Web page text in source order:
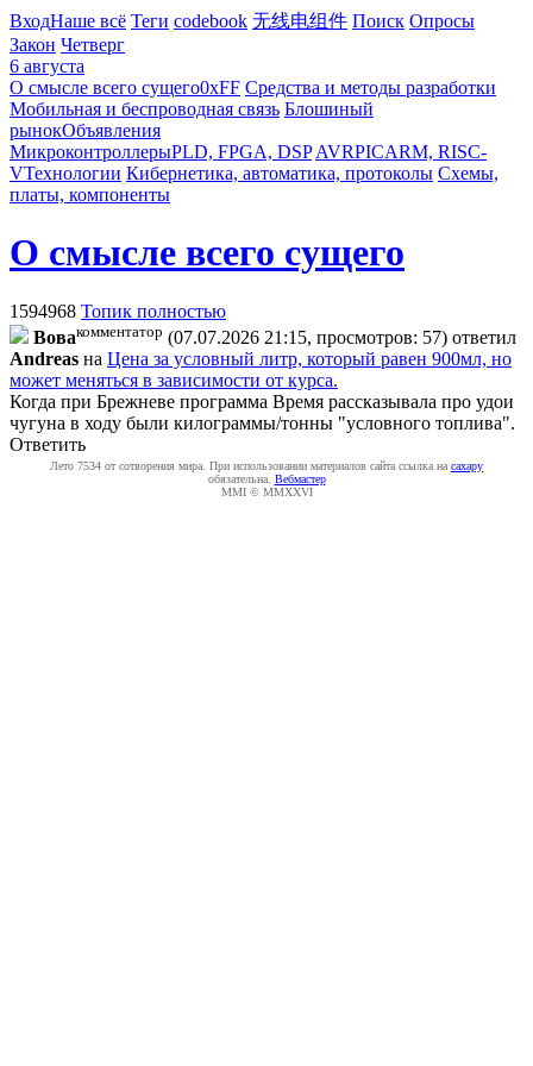
ВходНаше всё Теги codebook 无线电组件 Поиск Опросы
Закон Четверг
6 августа
О смысле всего сущего0xFF Средства и методы разработки
Мобильная и беспроводная связь Блошиный
рынокОбъявления
МикроконтроллерыPLD, FPGA, DSP AVRPICARM, RISC-
VТехнологии Кибернетика, автоматика, протоколы Схемы,
платы, компоненты
О смысле всего сущего
1594968 Топик полностью
Boвaкомментатор (07.07.2026 21:15, просмотров: 57) ответил
Andreas на Цена за условный литр, который равен 900мл, но
может меняться в зависимости от курса.
Когда при Брежневе программа Время рассказывала про удои
чугуна в ходу были килограммы/тонны "условного топлива".
Ответить
Лето 7534 от сотворения мира. При использовании материалов сайта ссылка на caxapу
обязательна. Вебмастер
MMI © MMXXVI